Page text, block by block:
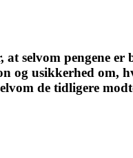
selvom pengene er
og usikkerhed om,
de tidligere